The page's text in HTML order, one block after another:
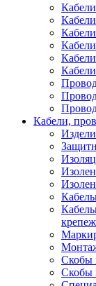
Кабели,
Скобы
Скобы